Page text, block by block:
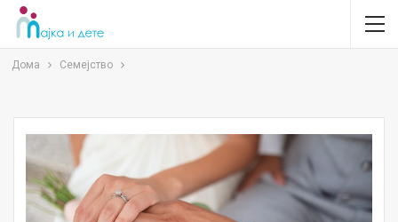
Дома Семејство